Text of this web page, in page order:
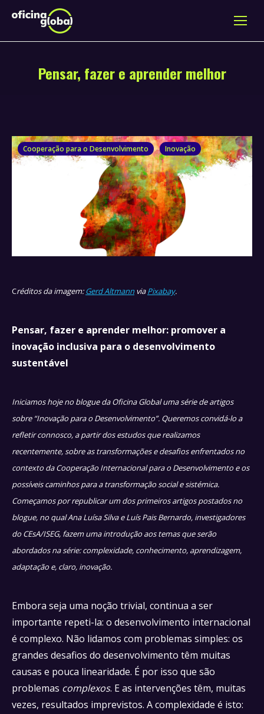
Pensar, fazer e aprender melhor
Cooperação para o Desenvolvimento Inovação
Créditos da imagem:Gerd AltmannviaPixabay.
Pensar, fazer e aprender melhor: promover a
inovação inclusiva para o desenvolvimento
sustentável
Iniciamos hoje no blogue da Oficina Global uma série de artigos
sobre “Inovação para o Desenvolvimento”. Queremos convidá-lo a
refletir connosco, a partir dos estudos que realizamos
recentemente, sobre as transformações e desafios enfrentados no
contexto da Cooperação Internacional para o Desenvolvimento e os
possíveis caminhos para a transformação social e sistémica.
Começamos por republicar um dos primeiros artigos postados no
blogue, no qual Ana Luísa Silva e Luís Pais Bernardo, investigadores
do CEsA/ISEG, fazem uma introdução aos temas que serão
abordados na série: complexidade, conhecimento, aprendizagem,
adaptação e, claro, inovação.
Embora seja uma noção trivial, continua a ser
importante repeti-la: o desenvolvimento internacional
é complexo. Não lidamos com problemas simples: os
grandes desafios do desenvolvimento têm muitas
causas e pouca linearidade. É por isso que são
problemas complexos. E as intervenções têm, muitas
vezes, resultados imprevistos. A complexidade é isto: